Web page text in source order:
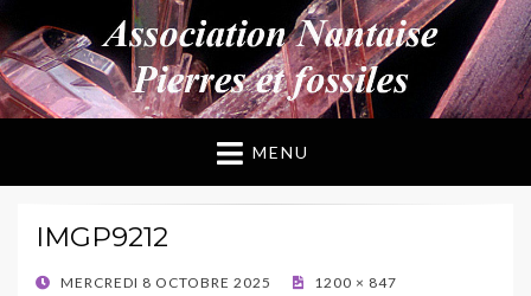
ANPF
Association Nantaise Pierres et Fossiles
MENU
IMGP9212
POSTED
MERCREDI 8 OCTOBRE 2025 1200 × 847